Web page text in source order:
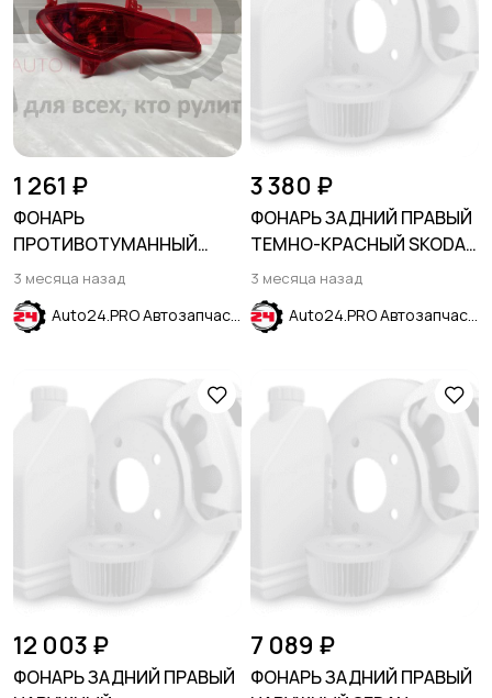
обеспечение
1 261 ₽
ФОНАРЬ
ПРОТИВОТУМАННЫЙ
ЗАДНИЙ ЛЕВЫЙ HYUNDAI
SOLARIS 2014-2017
3 месяца назад
Auto24.PRO Автозапчасти
3 380 ₽
ФОНАРЬ ЗАДНИЙ ПРАВЫЙ
ТЕМНО-КРАСНЫЙ SKODA
RAPID 2012-2020
3 месяца назад
Auto24.PRO Автозапчасти
12 003 ₽
ФОНАРЬ ЗАДНИЙ ПРАВЫЙ
7 089 ₽
ФОНАРЬ ЗАДНИЙ ПРАВЫЙ